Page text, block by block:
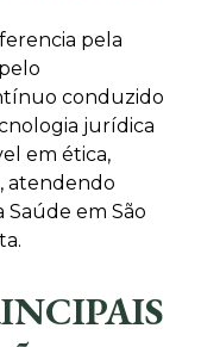
pela
conduzido
jurídica
em ética,
atendendo
em São